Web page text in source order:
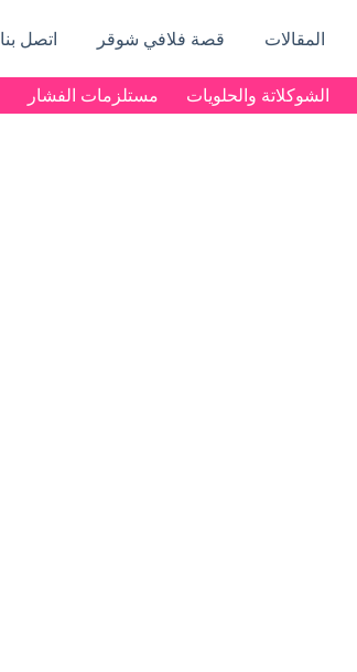
المقالات قصة فلافي شوقر اتصل بنا
الشوكلاتة والحلويات مستلزمات الفشار